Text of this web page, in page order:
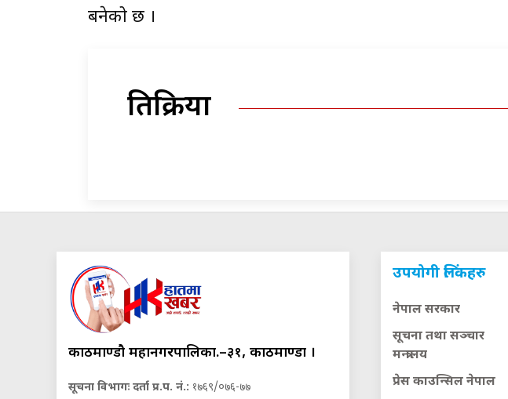
बनेको छ ।
प्रतिक्रिया
काठमाण्डौ महानगरपालिका.–३१, काठमाण्डौं ।
सूचना विभागः दर्ता प्र.प. नं.: १७६९/०७६-७७
उपयोगी लिंकहरु
नेपाल सरकार
सूचना तथा सञ्चार
मन्त्रालय
प्रेस काउन्सिल नेपाल